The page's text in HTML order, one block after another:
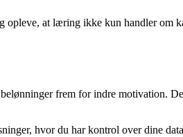
at læring ikke kun handler om
frem for indre motivation.
hvor du har kontrol over dine